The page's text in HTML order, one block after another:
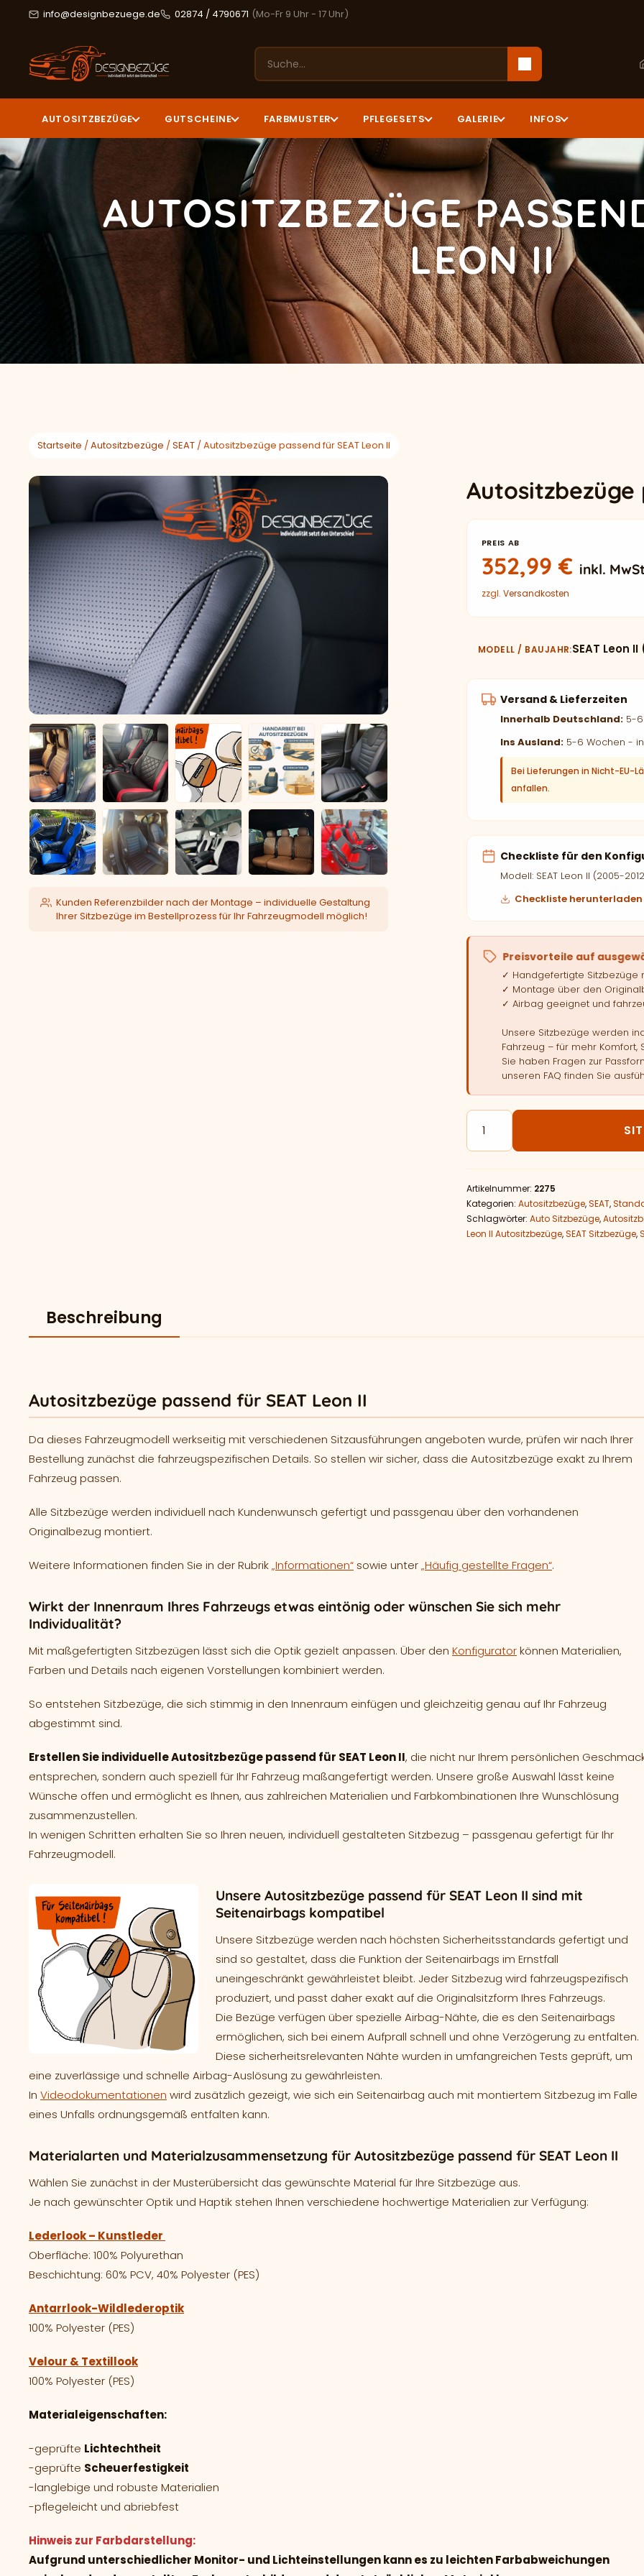
info@designbezuege.de 02874 / 4790671 (Mo-Fr 9 Uhr - 17 Uhr)
AUTOSITZBEZÜGE GUTSCHEINE FARBMUSTER PFLEGESETS GALERIE INFOS
AUTOSITZBEZÜGE
LEON II
Startseite /Autositzbezüge /SEAT / Autositzbezüge passend für SEAT Leon II
Kunden Referenzbilder nach der Montage – individuelle Gestaltung
Ihrer Sitzbezüge im Bestellprozess für Ihr Fahrzeugmodell möglich!
Autositzbezüge
PREIS AB
352,99€ inkl.
zzgl. Versandkosten
MODELL / BAUJAHR SEAT Leon
Versand & Lieferzeiten
Innerhalb Deutschland:5-6
Ins Ausland:5-6 Wochen -
Bei Lieferungen in Nicht-EU-
anfallen.
Checkliste für den
Modell: SEAT Leon II (2005-
Checkliste herunterladen
Preisvorteile auf
✓ Handgefertigte Sitzbezüge
✓ Montage über den
✓ Airbag geeignet und
Unsere Sitzbezüge werden
Fahrzeug – für mehr
Sie haben Fragen zur
unseren FAQ finden Sie
Autositzbezüge passend für
Artikelnummer: 2275
Kategorien: Autositzbezüge,SEAT,
Schlagwörter: Auto Sitzbezüge,
Leon II Autositzbezüge,SEAT Sitzbezüge,
Beschreibung
Autositzbezüge passend für SEAT Leon II
Da dieses Fahrzeugmodell werkseitig mit verschiedenen Sitzausführungen angeboten wurde, prüfen wir nach Ihrer
Bestellung zunächst die fahrzeugspezifischen Details. So stellen wir sicher, dass die Autositzbezüge exakt zu Ihrem
Fahrzeug passen.
Alle Sitzbezüge werden individuell nach Kundenwunsch gefertigt und passgenau über den vorhandenen
Originalbezug montiert.
Weitere Informationen finden Sie in der Rubrik„Informationen“ sowie unter„Häufig gestellte Fragen“.
Wirkt der Innenraum Ihres Fahrzeugs etwas eintönig oder wünschen Sie sich mehr
Individualität?
Mit maßgefertigten Sitzbezügen lässt sich die Optik gezielt anpassen. Über den Konfiguratorkönnen Materialien,
Farben und Details nach eigenen Vorstellungen kombiniert werden.
So entstehen Sitzbezüge, die sich stimmig in den Innenraum einfügen und gleichzeitig genau auf Ihr Fahrzeug
abgestimmt sind.
Erstellen Sie individuelle Autositzbezüge passend für SEAT Leon II, die nicht nur Ihrem persönlichen
entsprechen, sondern auch speziell für Ihr Fahrzeug maßangefertigt werden. Unsere große Auswahl lässt keine
Wünsche offen und ermöglicht es Ihnen, aus zahlreichen Materialien und Farbkombinationen Ihre Wunschlösung
zusammenzustellen.
In wenigen Schritten erhalten Sie so Ihren neuen, individuell gestalteten Sitzbezug – passgenau gefertigt für Ihr
Fahrzeugmodell.
Unsere Autositzbezüge passend für SEAT Leon II sind mit
Seitenairbags kompatibel
Unsere Sitzbezüge werden nach höchsten Sicherheitsstandards gefertigt und
sind so gestaltet, dass die Funktion der Seitenairbags im Ernstfall
uneingeschränkt gewährleistet bleibt. Jeder Sitzbezug wird fahrzeugspezifisch
produziert, und passt daher exakt auf die Originalsitzform Ihres Fahrzeugs.
Die Bezüge verfügen über spezielle Airbag-Nähte, die es den Seitenairbags
ermöglichen, sich bei einem Aufprall schnell und ohne Verzögerung zu entfalten.
Diese sicherheitsrelevanten Nähte wurden in umfangreichen Tests geprüft, um
eine zuverlässige und schnelle Airbag-Auslösung zu gewährleisten.
In Videodokumentationen wird zusätzlich gezeigt, wie sich ein Seitenairbag auch mit montiertem Sitzbezug im Falle
eines Unfalls ordnungsgemäß entfalten kann.
Materialarten und Materialzusammensetzung für Autositzbezüge passend für SEAT Leon II
Wählen Sie zunächst in der Musterübersicht das gewünschte Material für Ihre Sitzbezüge aus.
Je nach gewünschter Optik und Haptik stehen Ihnen verschiedene hochwertige Materialien zur Verfügung:
Lederlook – Kunstleder
Oberfläche: 100% Polyurethan
Beschichtung: 60% PCV, 40% Polyester (PES)
Antarrlook-Wildlederoptik
100% Polyester (PES)
Velour & Textillook
100% Polyester (PES)
Materialeigenschaften:
-geprüfte Lichtechtheit
-geprüfte Scheuerfestigkeit
-langlebige und robuste Materialien
-pflegeleicht und abriebfest
Hinweis zur Farbdarstellung:
Aufgrund unterschiedlicher Monitor- und Lichteinstellungen kann es zu leichten Farbabweichungen